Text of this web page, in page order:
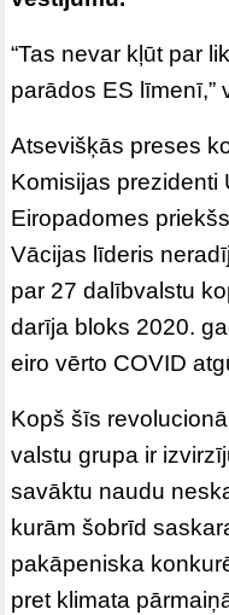
“Tas nevar kļūt par
parādos ES līmenī,”
Atsevišķās preses
Komisijas prezidenti
Eiropadomes
Vācijas līderis
par 27 dalībvalstu
darīja bloks 2020.
eiro vērto COVID
Kopš šīs
valstu grupa ir
savāktu naudu
kurām šobrīd
pakāpeniska
pret klimata